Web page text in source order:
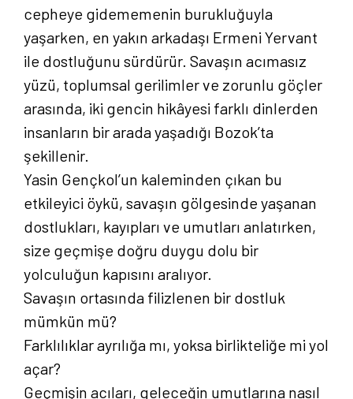
cepheye gidememenin burukluğuyla
yaşarken, en yakın arkadaşı Ermeni Yervant
ile dostluğunu sürdürür. Savaşın acımasız
yüzü, toplumsal gerilimler ve zorunlu göçler
arasında, iki gencin hikâyesi farklı dinlerden
insanların bir arada yaşadığı Bozok’ta
şekillenir.
Yasin Gençkol’un kaleminden çıkan bu
etkileyici öykü, savaşın gölgesinde yaşanan
dostlukları, kayıpları ve umutları anlatırken,
size geçmişe doğru duygu dolu bir
yolculuğun kapısını aralıyor.
Savaşın ortasında filizlenen bir dostluk
mümkün mü?
Farklılıklar ayrılığa mı, yoksa birlikteliğe mi yol
açar?
Geçmişin acıları, geleceğin umutlarına nasıl